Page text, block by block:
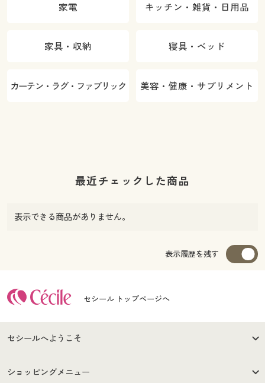
家電 キッチン・雑貨・日用品
家具・収納 寝具・ベッド
カーテン・ラグ・ファブリック 美容・健康・サプリメント
最近チェックした商品
表示できる商品がありません。
表示履歴を残す
セシール トップページへ
セシールへようこそ
はじめての方へ
ショッピングメニュー